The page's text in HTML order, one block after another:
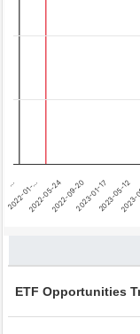
…
2022-01-…2022-05-242022-09-202023-01-172023-05-12
ETF Opportunities